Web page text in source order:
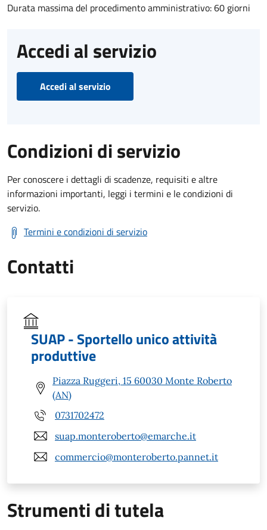
Durata massima del procedimento amministrativo: 60 giorni
Accedi al servizio
Accedi al servizio
Condizioni di servizio
Per conoscere i dettagli di scadenze, requisiti e altre
informazioni importanti, leggi i termini e le condizioni di
servizio.
Termini e condizioni di servizio
Contatti
SUAP - Sportello unico attività
produttive
Piazza Ruggeri, 15 60030 Monte Roberto
(AN)
0731702472
suap.monteroberto@emarche.it
commercio@monteroberto.pannet.it
Strumenti di tutela